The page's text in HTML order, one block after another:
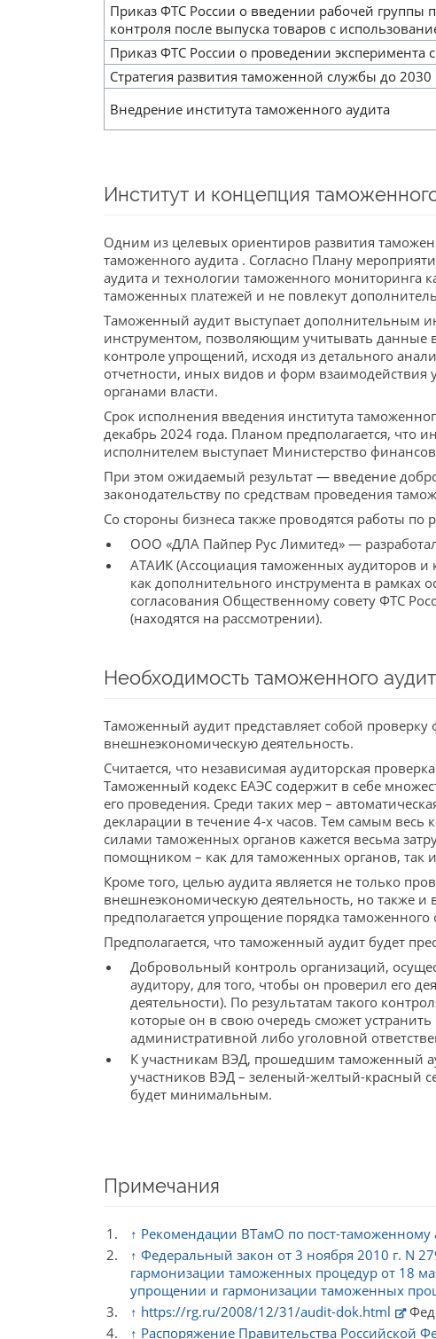
Приказ ФТС России о введении рабочей
контроля после выпуска товаров с
Приказ ФТС России о проведении эксперимента
Стратегия развития таможенной службы до 2030
Внедрение института таможенного аудита
Институт и концепция
Одним из целевых ориентиров развития
таможенного аудита . Согласно Плану
аудита и технологии таможенного мониторинга
таможенных платежей и не повлекут
Таможенный аудит выступает дополнительным
инструментом, позволяющим учитывать данные
контроле упрощений, исходя из детального
отчетности, иных видов и форм взаимодействия
органами власти.
Срок исполнения введения института
декабрь 2024 года. Планом предполагается, что
исполнителем выступает Министерство
При этом ожидаемый результат — введение
законодательству по средствам проведения
Со стороны бизнеса также проводятся работы
ООО «ДЛА Пайпер Рус Лимитед» —
АТАИК (Ассоциация таможенных аудиторов и
как дополнительного инструмента в рамках
согласования Общественному совету ФТС
(находятся на рассмотрении).
Необходимость таможенного
Таможенный аудит представляет собой
внешнеэкономическую деятельность.
Считается, что независимая аудиторская
Таможенный кодекс ЕАЭС содержит в себе
его проведения. Среди таких мер –
декларации в течение 4-х часов. Тем самым весь
силами таможенных органов кажется весьма
помощником – как для таможенных органов, так
Кроме того, целью аудита является не только
внешнеэкономическую деятельность, но также
предполагается упрощение порядка
Предполагается, что таможенный аудит будет
Добровольный контроль организаций,
аудитору, для того, чтобы он проверил его
деятельности). По результатам такого
которые он в свою очередь сможет
административной либо уголовной
К участникам ВЭД, прошедшим таможенный
участников ВЭД – зеленый-желтый-красный
будет минимальным.
Примечания
↑ Рекомендации ВТамО по пост-таможенному
↑ Федеральный закон от 3 ноября 2010 г. N
гармонизации таможенных процедур от 18
упрощении и гармонизации таможенных
↑ https://rg.ru/2008/12/31/audit-dok.html
↑ Распоряжение Правительства Российской